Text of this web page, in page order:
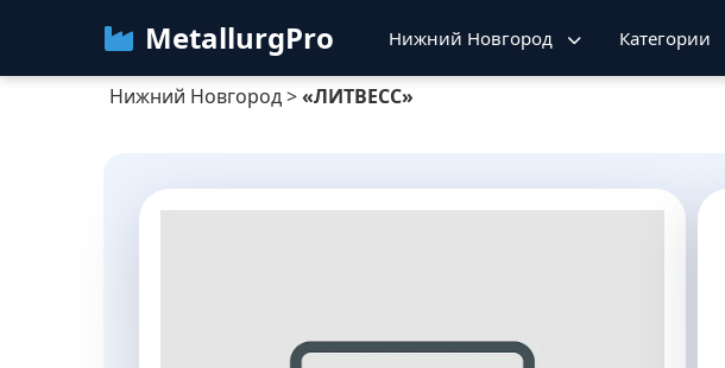
MetallurgPro Нижний Новгород Категории
Нижний Новгород>«ЛИТВЕСС»